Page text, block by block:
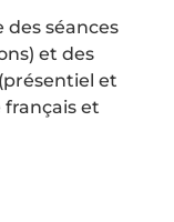
des séances
et des
et
et